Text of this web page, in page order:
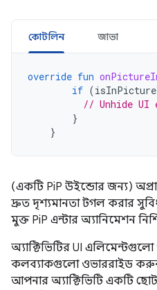
কোটলিন জাভা
override fun
if (
// Unhide UI
}
}
(একটি PiP উইন্ডোর জন্য)
দ্রুত দৃশ্যমানতা টগল করার
মুক্ত PiP এন্টার অ্যানিমেশন
অ্যাক্টিভিটির UI
কলব্যাকগুলো ওভাররাইড
আপনার অ্যাক্টিভিটি একটি